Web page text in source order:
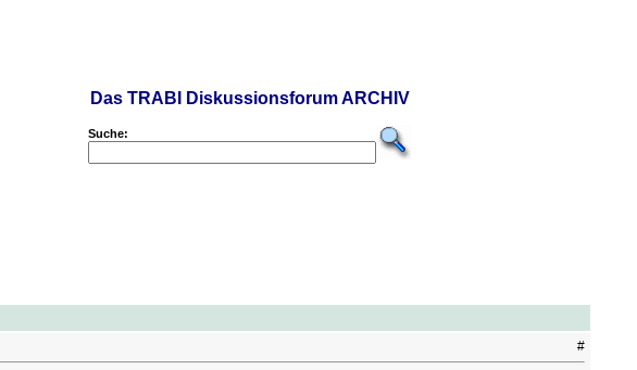
Das TRABI Diskussionsforum ARCHIV
Suche:
#